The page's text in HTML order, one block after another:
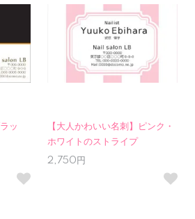
ッ
【大人かわいい名刺】ピンク・
ホワイトのストライプ
2,750円